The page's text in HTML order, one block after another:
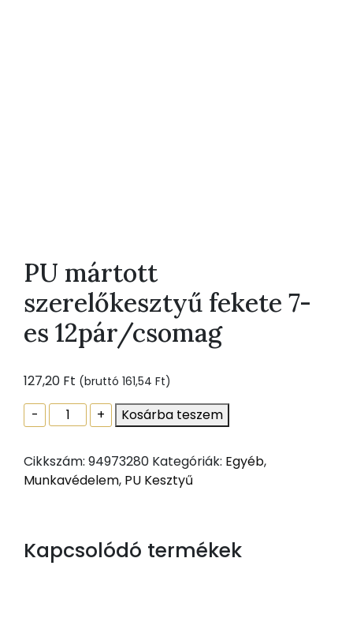
PU mártott
szerelőkesztyű fekete 7-
es 12pár/csomag
127,20 Ft (bruttó 161,54 Ft)
-
PU
mártott
fekete
7-
mennyiség
+ Kosárba teszem
Cikkszám: 94973280 Kategóriák: Egyéb,
Munkavédelem, PU Kesztyű
Kapcsolódó termékek